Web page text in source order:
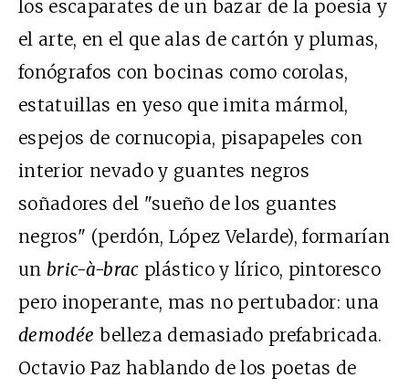
los escaparates de un bazar de la poesía y
el arte, en el que alas de cartón y plumas,
fonógrafos con bocinas como corolas,
estatuillas en yeso que imita mármol,
espejos de cornucopia, pisapapeles con
interior nevado y guantes negros
soñadores del "sueño de los guantes
negros" (perdón, López Velarde), formarían
unbric-à-brac plástico y lírico, pintoresco
pero inoperante, mas no pertubador: una
demodée belleza demasiado prefabricada.
Octavio Paz hablando de los poetas de